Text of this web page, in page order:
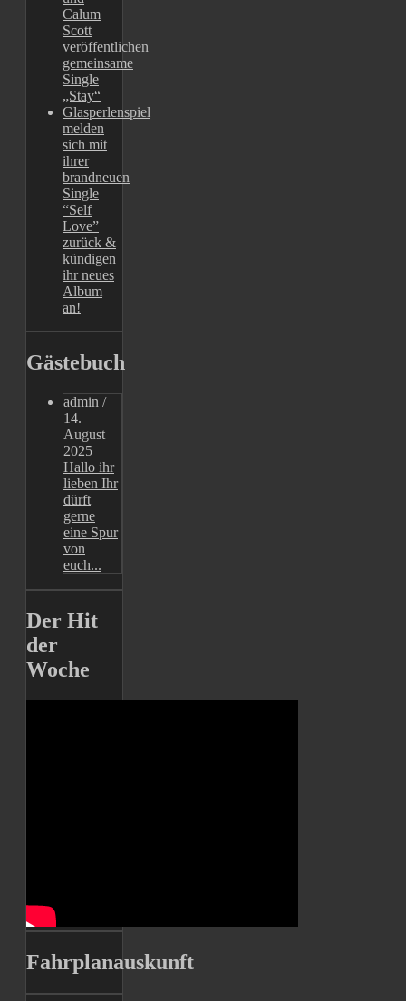
Calum
Scott
veröffentlichen
gemeinsame
Single
„Stay“
Glasperlenspiel
melden
sich mit
ihrer
brandneuen
Single
“Self
Love”
zurück &
kündigen
ihr neues
Album
an!
Gästebuch
admin /
14.
August
2025
Hallo ihr
lieben Ihr
dürft
gerne
eine Spur
von
euch...
Der Hit
der
Woche
Fahrplanauskunft